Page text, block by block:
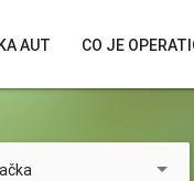
AUT CO JE